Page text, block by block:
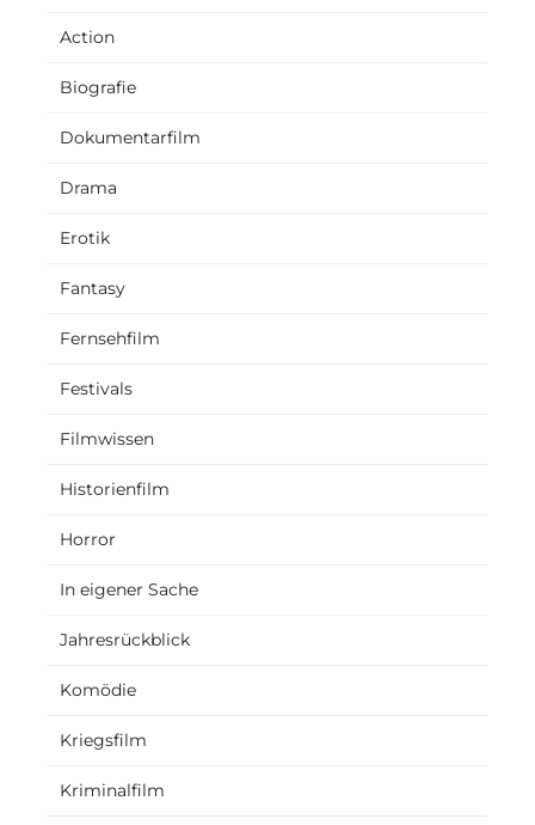
Action
Biografie
Dokumentarfilm
Drama
Erotik
Fantasy
Fernsehfilm
Festivals
Filmwissen
Historienfilm
Horror
In eigener Sache
Jahresrückblick
Komödie
Kriegsfilm
Kriminalfilm